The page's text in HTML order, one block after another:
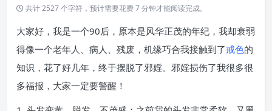
共计 2527 个字符，预计需要花费 7 分钟才能阅读完成。
大家好，我是一个90后，原本是风华正茂的年纪，我却衰弱
得像一个老年人、病人、残废，机缘巧合我接触到了戒色的
知识，花了好几年，终于摆脱了邪婬。邪婬损伤了我很多很
多福报，大家一定要警醒！